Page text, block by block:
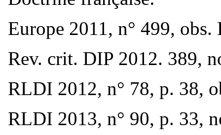
Europe 2011, n° 499,
Rev. crit. DIP 2012. 389,
RLDI 2012, n° 78, p. 38,
RLDI 2013, n° 90, p. 33,